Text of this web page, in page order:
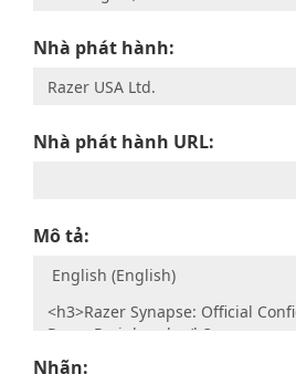
Nhà phát hành:
Nhà phát hành URL:
Mô tả:
Nhãn: